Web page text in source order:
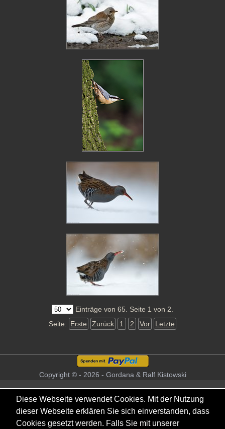
Einträge von 65. Seite 1 von 2.
Seite: Erste Zurück 1 2 Vor Letzte
Copyright © - 2026 - Gordana & Ralf Kistowski
Diese Webseite verwendet Cookies. Mit der Nutzung
dieser Webseite erklären Sie sich einverstanden, dass
Cookies gesetzt werden. Falls Sie mit unserer